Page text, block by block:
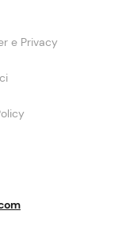
e Privacy